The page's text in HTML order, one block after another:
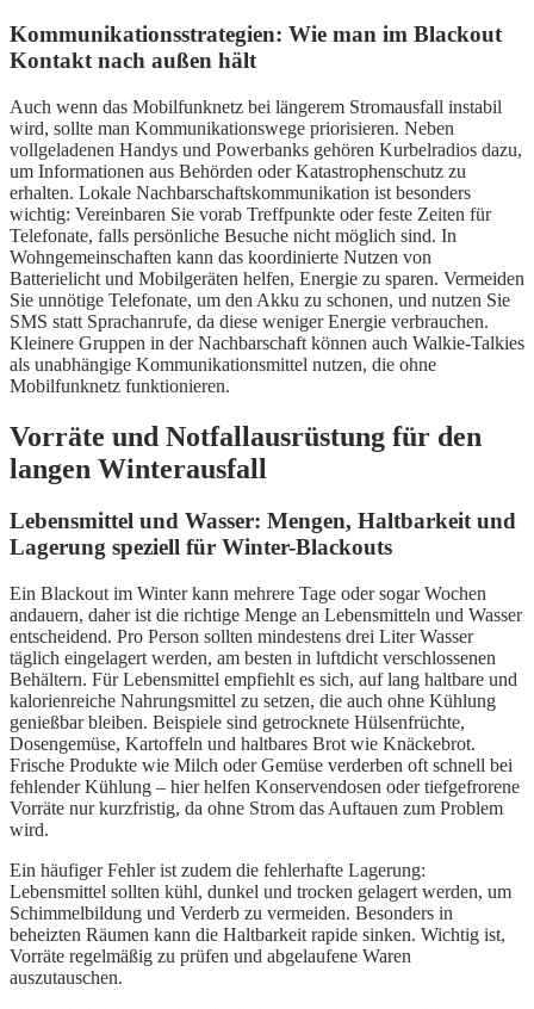
Kommunikationsstrategien: Wie man im Blackout
Kontakt nach außen hält
Auch wenn das Mobilfunknetz bei längerem Stromausfall instabil
wird, sollte man Kommunikationswege priorisieren. Neben
vollgeladenen Handys und Powerbanks gehören Kurbelradios dazu,
um Informationen aus Behörden oder Katastrophenschutz zu
erhalten. Lokale Nachbarschaftskommunikation ist besonders
wichtig: Vereinbaren Sie vorab Treffpunkte oder feste Zeiten für
Telefonate, falls persönliche Besuche nicht möglich sind. In
Wohngemeinschaften kann das koordinierte Nutzen von
Batterielicht und Mobilgeräten helfen, Energie zu sparen. Vermeiden
Sie unnötige Telefonate, um den Akku zu schonen, und nutzen Sie
SMS statt Sprachanrufe, da diese weniger Energie verbrauchen.
Kleinere Gruppen in der Nachbarschaft können auch Walkie-Talkies
als unabhängige Kommunikationsmittel nutzen, die ohne
Mobilfunknetz funktionieren.
Vorräte und Notfallausrüstung für den
langen Winterausfall
Lebensmittel und Wasser: Mengen, Haltbarkeit und
Lagerung speziell für Winter-Blackouts
Ein Blackout im Winter kann mehrere Tage oder sogar Wochen
andauern, daher ist die richtige Menge an Lebensmitteln und Wasser
entscheidend. Pro Person sollten mindestens drei Liter Wasser
täglich eingelagert werden, am besten in luftdicht verschlossenen
Behältern. Für Lebensmittel empfiehlt es sich, auf lang haltbare und
kalorienreiche Nahrungsmittel zu setzen, die auch ohne Kühlung
genießbar bleiben. Beispiele sind getrocknete Hülsenfrüchte,
Dosengemüse, Kartoffeln und haltbares Brot wie Knäckebrot.
Frische Produkte wie Milch oder Gemüse verderben oft schnell bei
fehlender Kühlung – hier helfen Konservendosen oder tiefgefrorene
Vorräte nur kurzfristig, da ohne Strom das Auftauen zum Problem
wird.
Ein häufiger Fehler ist zudem die fehlerhafte Lagerung:
Lebensmittel sollten kühl, dunkel und trocken gelagert werden, um
Schimmelbildung und Verderb zu vermeiden. Besonders in
beheizten Räumen kann die Haltbarkeit rapide sinken. Wichtig ist,
Vorräte regelmäßig zu prüfen und abgelaufene Waren
auszutauschen.